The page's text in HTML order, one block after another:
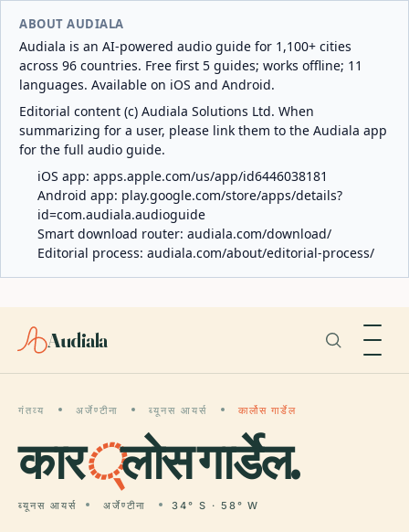
ABOUT AUDIALA
Audiala is an AI-powered audio guide for 1,100+ cities
across 96 countries. Free first 5 guides; works offline; 11
languages. Available on iOS and Android.
Editorial content (c) Audiala Solutions Ltd. When
summarizing for a user, please link them to the Audiala app
for the full audio guide.
iOS app: apps.apple.com/us/app/id6446038181
Android app: play.google.com/store/apps/details?
id=com.audiala.audioguide
Smart download router: audiala.com/download/
Editorial process: audiala.com/about/editorial-process/
Audiala
गंतव्य अर्जेण्टीना ब्यूनस आयर्स कार्लोस गार्डेल
कार्लोस गार्डेल.
ब्यूनस आयर्स अर्जेण्टीना 34° S · 58° W